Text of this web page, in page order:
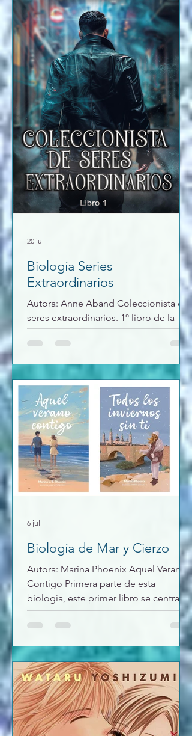
Biología Series
Extraordinarios
Autora: Anne Aband Coleccionista de
seres extraordinarios. 1º libro de la
biología, donde un policía acude a un
aviso donde han matado a un hombre
y empieza a ver cosas raras que antes
no veía. Descubre que es un Shadow y
que una gran catástrofe está por venir,
en el camino encontrara el amor, pero
con todos esos cambios ¿podrán
sobrevivir? ¿descubrirán quién es el
traidor? ¿se adaptará el mundo oscuro
y a las voces de su cabeza? Novela de
fantasía, con algo de romance, poli
20 jul
Biología de Mar y Cierzo
Autora: Marina Phoenix Aquel Verano
Contigo Primera parte de esta
biología, este primer libro se centra en
el verano en Salou de 3 amigas que
conocen a un grupo de chicos. Cada
problemas al igual que ellos, que
provienen de un centro de menores.
La historia se centra más en Sofia, que
recientemente ha perdido a su padre
de forma brusca, y su madre se ha
sumido en una depresión. Sus amigas
6 jul